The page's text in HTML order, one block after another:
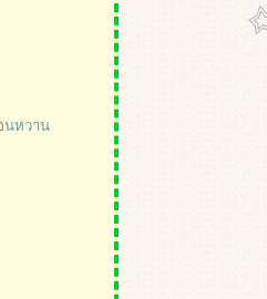
นหวาน